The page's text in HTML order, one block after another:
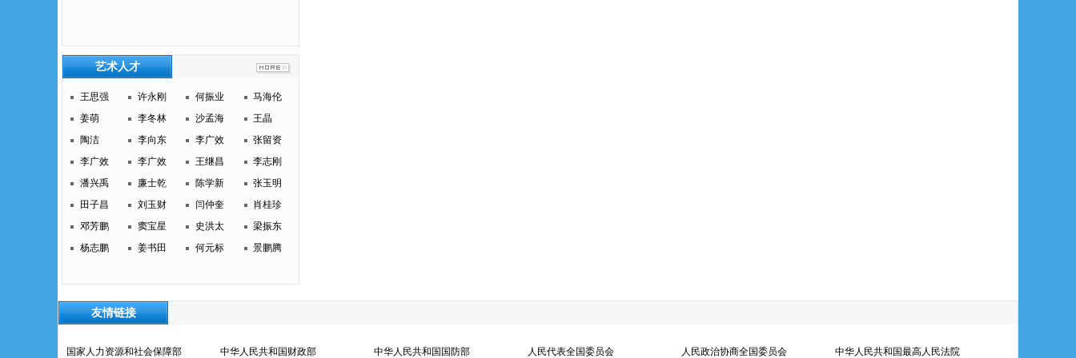
艺术人才
王思强 许永刚 何振业
马海伦
姜萌
李冬林 沙孟海
王晶
陶洁
李向东 李广效
张留资
李广效
李广效 王继昌
李志刚
潘兴禹
廉士乾 陈学新
张玉明
田子昌
刘玉财 闫仲奎
肖桂珍
邓芳鹏
窦宝星 史洪太
梁振东
杨志鹏
姜书田 何元标 景鹏腾
友情链接
国家人力资源和社会保障部 中华人民共和国财政部 中华人民共和国国防部 人民代表全国委员会 人民政治协商全国委员会 中华人民共和国最高人民法院